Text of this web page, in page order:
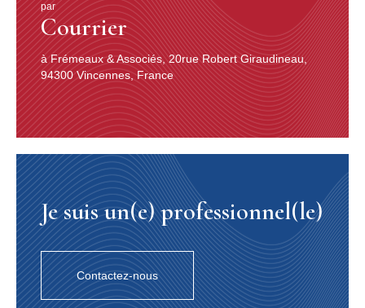
par
Courrier
à Frémeaux & Associés, 20rue Robert Giraudineau,
94300 Vincennes, France
Je suis un(e) professionnel(le)
Contactez-nous